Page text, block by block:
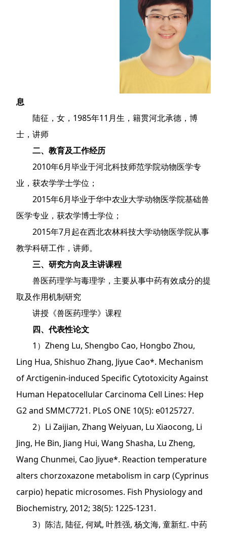
息
陆征，女，1985年11月生，籍贯河北承德，博
士，讲师
二、教育及工作经历
2010年6月毕业于河北科技师范学院动物医学专
业，获农学学士学位；
2015年6月毕业于华中农业大学动物医学院基础兽
医学专业，获农学博士学位；
2015年7月起在西北农林科技大学动物医学院从事
教学科研工作，讲师。
三、研究方向及主讲课程
兽医药理学与毒理学，主要从事中药有效成分的提
取及作用机制研究
讲授《兽医药理学》课程
四、代表性论文
1）Zheng Lu, Shengbo Cao, Hongbo Zhou,
Ling Hua, Shishuo Zhang, Jiyue Cao*. Mechanism
of Arctigenin-induced Specific Cytotoxicity Against
Human Hepatocellular Carcinoma Cell Lines: Hep
G2 and SMMC7721. PLoS ONE 10(5): e0125727.
2）Li Zaijian, Zhang Weiyuan, Lu Xiaocong, Li
Jing, He Bin, Jiang Hui, Wang Shasha, Lu Zheng,
Wang Chunmei, Cao Jiyue*. Reaction temperature
alters chorzoxazone metabolism in carp (Cyprinus
carpio) hepatic microsomes. Fish Physiology and
Biochemistry, 2012; 38(5): 1225-1231.
3）陈洁, 陆征, 何斌, 叶胜强, 杨文海, 童新红. 中药